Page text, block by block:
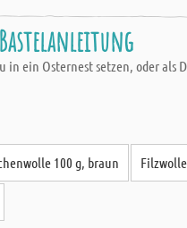
in ein Osternest setzen, oder
100 g, braun